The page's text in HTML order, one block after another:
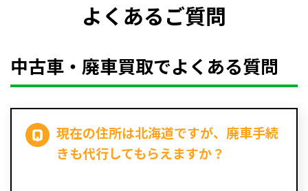
よくあるご質問
中古車・廃車買取でよくある質問
現在の住所は北海道ですが、廃車手続
きも代行してもらえますか？